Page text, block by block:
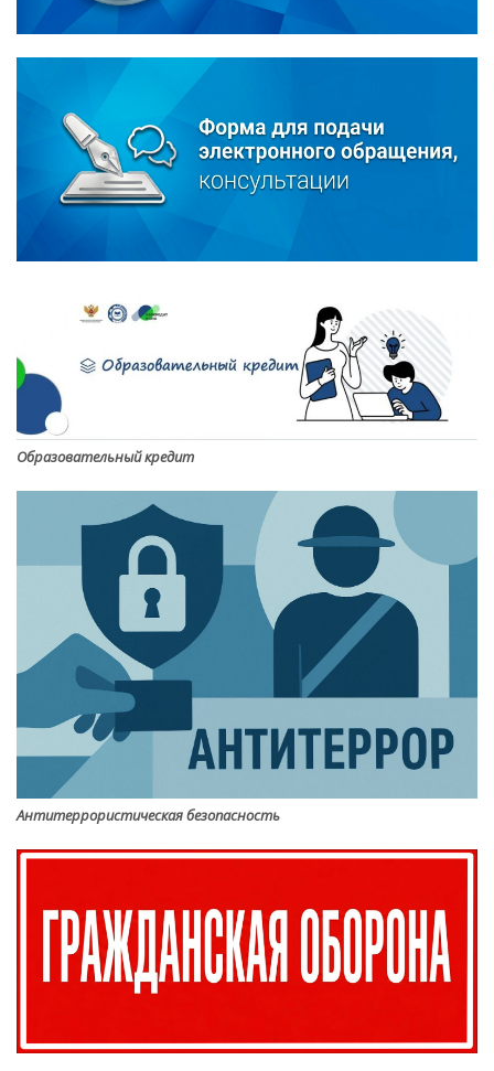
Образовательный кредит
Антитеррористическая безопасность